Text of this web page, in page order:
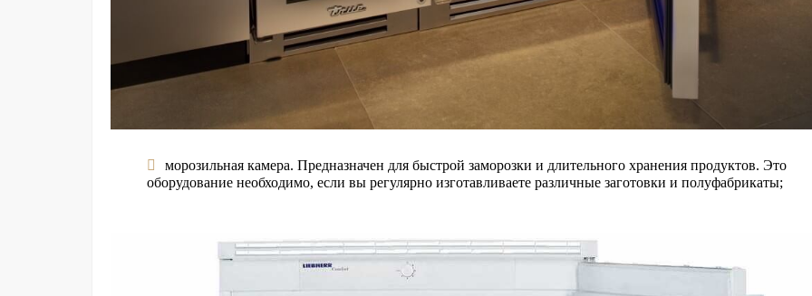
морозильная камера. Предназначен для быстрой заморозки и длительного хранения продуктов. Это
оборудование необходимо, если вы регулярно изготавливаете различные заготовки и полуфабрикаты;